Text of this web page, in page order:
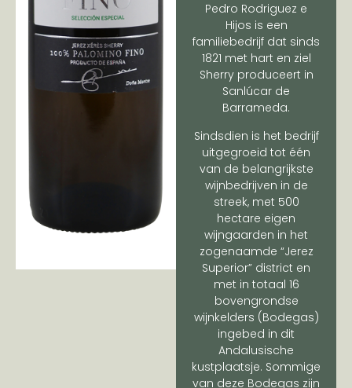
Pedro Rodriguez e
Hijos is een
familiebedrijf dat sinds
1821 met hart en ziel
Sherry produceert in
Sanlúcar de
Barrameda.
Sindsdien is het bedrijf
uitgegroeid tot één
van de belangrijkste
wijnbedrijven in de
streek, met 500
hectare eigen
wijngaarden in het
zogenaamde “Jerez
Superior” district en
met in totaal 16
bovengrondse
wijnkelders (Bodegas)
ingebed in dit
Andalusische
kustplaatsje. Sommige
van deze Bodegas zijn